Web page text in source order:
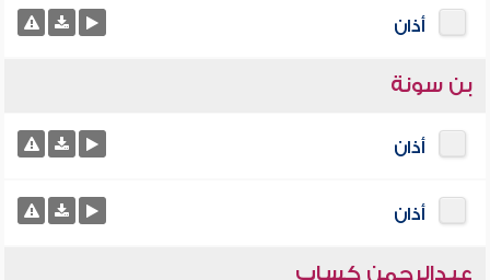
أذان
بن سونة
أذان
أذان
عبدالرحمن كساب